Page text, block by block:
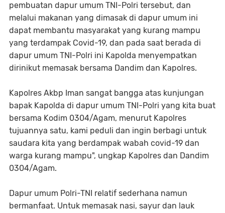
pembuatan dapur umum TNI-Polri tersebut, dan
melalui makanan yang dimasak di dapur umum ini
dapat membantu masyarakat yang kurang mampu
yang terdampak Covid-19, dan pada saat berada di
dapur umum TNI-Polri ini Kapolda menyempatkan
dirinikut memasak bersama Dandim dan Kapolres.
Kapolres Akbp Iman sangat bangga atas kunjungan
bapak Kapolda di dapur umum TNI-Polri yang kita buat
bersama Kodim 0304/Agam, menurut Kapolres
tujuannya satu, kami peduli dan ingin berbagi untuk
saudara kita yang berdampak wabah covid-19 dan
warga kurang mampu", ungkap Kapolres dan Dandim
0304/Agam.
Dapur umum Polri-TNI relatif sederhana namun
bermanfaat. Untuk memasak nasi, sayur dan lauk